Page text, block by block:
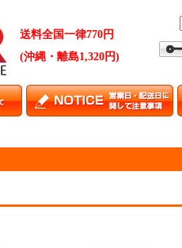
送料全国一律770円
(沖縄・離島1,320円)